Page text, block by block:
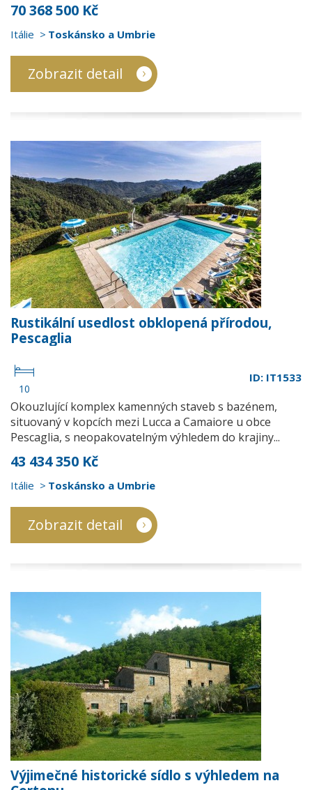
70 368 500 Kč
Itálie Toskánsko a Umbrie
Zobrazit detail
Rustikální usedlost obklopená přírodou,
Pescaglia
10
ID: IT1533
Okouzlující komplex kamenných staveb s bazénem,
situovaný v kopcích mezi Lucca a Camaiore u obce
Pescaglia, s neopakovatelným výhledem do krajiny...
43 434 350 Kč
Itálie Toskánsko a Umbrie
Zobrazit detail
Výjimečné historické sídlo s výhledem na